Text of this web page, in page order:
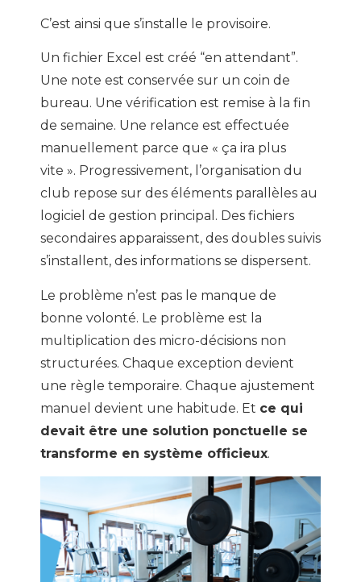
C’est ainsi que s’installe le provisoire.
Un fichier Excel est créé “en attendant”.
Une note est conservée sur un coin de
bureau. Une vérification est remise à la fin
de semaine. Une relance est effectuée
manuellement parce que « ça ira plus
vite ». Progressivement, l’organisation du
club repose sur des éléments parallèles au
logiciel de gestion principal. Des fichiers
secondaires apparaissent, des doubles suivis
s’installent, des informations se dispersent.
Le problème n’est pas le manque de
bonne volonté. Le problème est la
multiplication des micro-décisions non
structurées. Chaque exception devient
une règle temporaire. Chaque ajustement
manuel devient une habitude. Et ce qui
devait être une solution ponctuelle se
transforme en système officieux.